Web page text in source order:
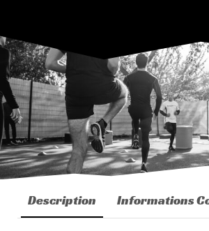
Description Informations